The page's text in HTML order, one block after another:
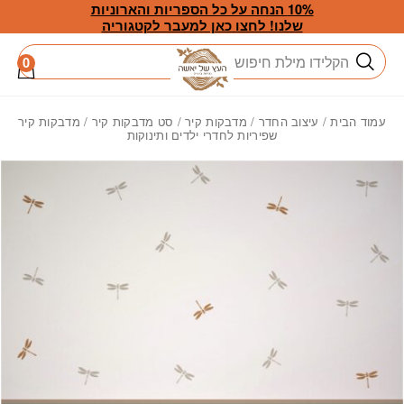
Skip to Content
10% הנחה על כל הספריות והארוניות
שלנו! לחצו כאן למעבר לקטגוריה
חיפוש 0
עמוד הבית/ עיצוב החדר / מדבקות קיר/ סט מדבקות קיר / מדבקות קיר
שפיריות לחדרי ילדים ותינוקות